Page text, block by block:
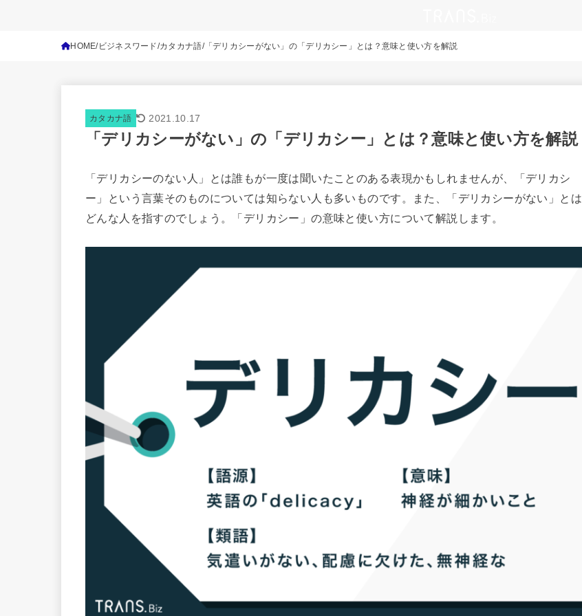
HOME ビジネスワード カタカナ語 「デリカシーがない」の「デリカシー」とは？意味と使い方を解説
カタカナ語 2021.10.17
「デリカシーがない」の「デリカシー」とは？意味と使い方を解説
「デリカシーのない人」とは誰もが一度は聞いたことのある表現かもしれませんが、「デリカシ
ー」という言葉そのものについては知らない人も多いものです。また、「デリカシーがない」とは
どんな人を指すのでしょう。「デリカシー」の意味と使い方について解説します。